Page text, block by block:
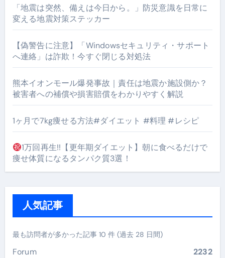
「地震は突然、備えは今日から。」防災意識を日常に
変える地震対策ステッカー
【偽警告に注意】「Windowsセキュリティ・サポート
へ連絡」は詐欺！今すぐ閉じる対処法
熊本イオンモール爆発事故｜責任は地震か施設側か？
被害者への補償や損害賠償をわかりやすく解説
1ヶ月で7kg痩せる方法#ダイエット #料理 #レシピ
1万回再生!!【更年期ダイエット】朝に食べるだけで
痩せ体質になるタンパク質3選！
人気記事
最も訪問者が多かった記事 10 件 (過去 28 日間)
Forum 2232